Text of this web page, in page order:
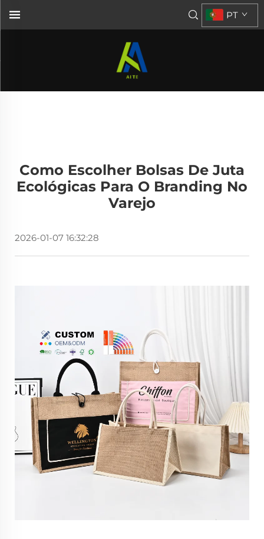
PT
Como Escolher Bolsas De Juta
Ecológicas Para O Branding No
Varejo
2026-01-07 16:32:28